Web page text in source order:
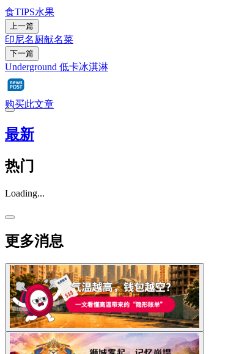
食TIPS水果
上一篇
印尼名厨献名菜
下一篇
Underground 低卡冰淇淋
购买此文章
最新
热门
Loading...
更多消息